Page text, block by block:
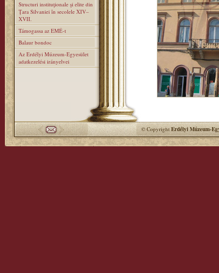
Structuri instituţionale şi elite din
Ţara Silvaniei în secolele XIV–
XVII.
Támogassa az EMÉ-t
Balaur bondoc
Az Erdélyi Múzeum-Egyesület
adatkezelési irányelvei
© CopyrightErdélyi Múzeum-